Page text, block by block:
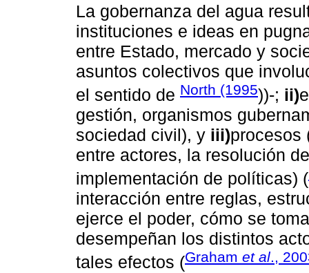
La gobernanza del agua
instituciones e ideas en
entre Estado, mercado y
asuntos colectivos que
el sentido de North (1995))-; ii)
gestión, organismos
sociedad civil), y iii)procesos
entre actores, la resolución
implementación de políticas) (
interacción entre reglas,
ejerce el poder, cómo se
desempeñan los distintos
tales efectos (Graham et al.,